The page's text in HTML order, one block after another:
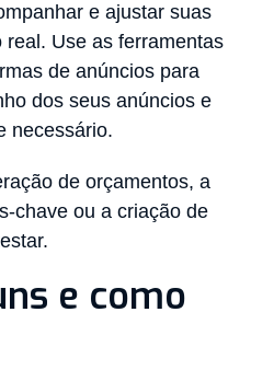
e ajustar suas
Use as ferramentas
de anúncios para
dos seus anúncios e
necessário.
de orçamentos, a
chave ou a criação de
e como